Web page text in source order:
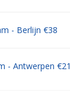
- Berlijn €38
- Antwerpen €21